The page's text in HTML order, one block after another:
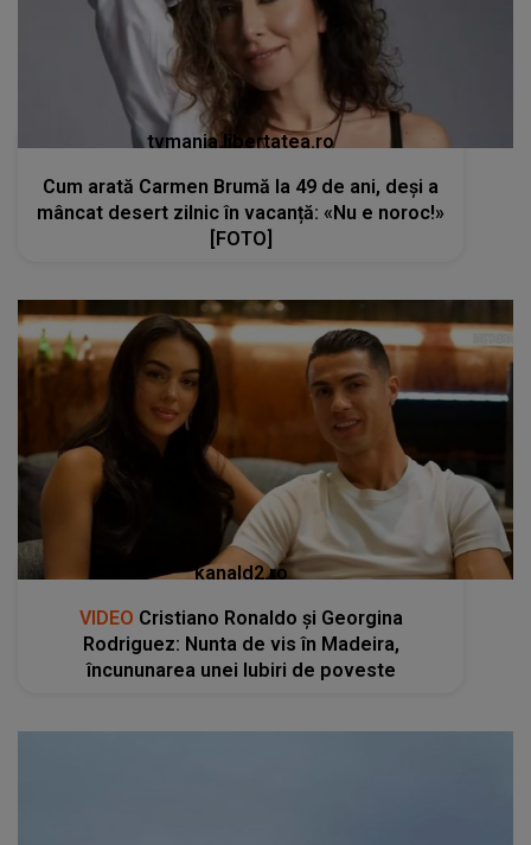
tvmania.libertatea.ro
Cum arată Carmen Brumă la 49 de ani, deși a
mâncat desert zilnic în vacanță: «Nu e noroc!»
[FOTO]
kanald2.ro
VIDEO Cristiano Ronaldo și Georgina
Rodriguez: Nunta de vis în Madeira,
încununarea unei Iubiri de poveste